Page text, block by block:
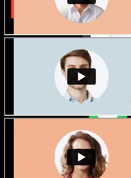
Selecție largă de
feminine, cu tot